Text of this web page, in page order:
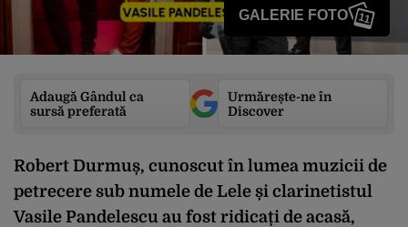
GALERIE FOTO 11
Adaugă Gândul ca
sursă preferată
Urmărește-ne în
Discover
Robert Durmuș, cunoscut în lumea muzicii de
petrecere sub numele de Lele și clarinetistul
Vasile Pandelescu au fost ridicați de acasă,